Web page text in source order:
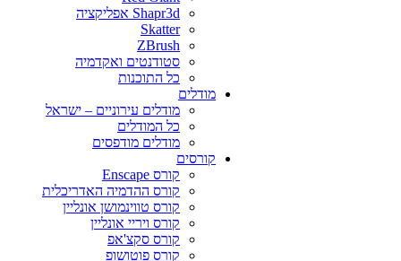
Shapr3d אפליקציה
Skatter
ZBrush
סטודנטים ואקדמיה
כל התוכנות
מודלים
מודלים עירוניים – ישראל
כל המודלים
מודלים מודפסים
קורסים
קורס Enscape
קורס ההדמיה האדריכלית
קורס טווינמושן אונליין
קורס ויריי אונליין
קורס סקצ'אפ
קורס פוטושופ